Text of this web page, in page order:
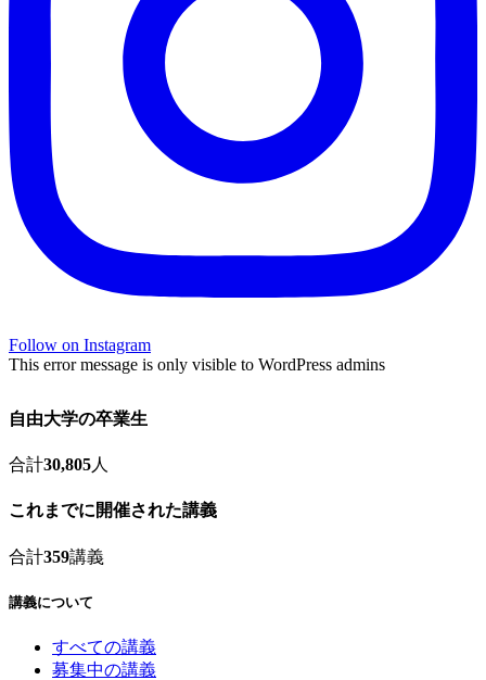
Follow on Instagram
This error message is only visible to WordPress admins
自由大学の卒業生
合計30,805人
これまでに開催された講義
合計359講義
講義について
すべての講義
募集中の講義